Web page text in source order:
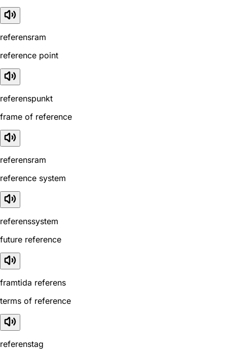
referensram
reference point
referenspunkt
frame of reference
referensram
reference system
referenssystem
future reference
framtida referens
terms of reference
referenstag